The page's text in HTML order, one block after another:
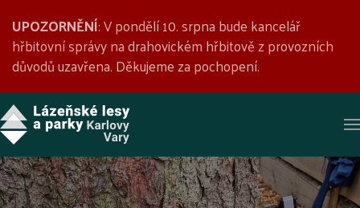
UPOZORNĚNÍ: V pondělí 10. srpna bude kancelář
hřbitovní správy na drahovickém hřbitově z provozních
důvodů uzavřena. Děkujeme za pochopení.